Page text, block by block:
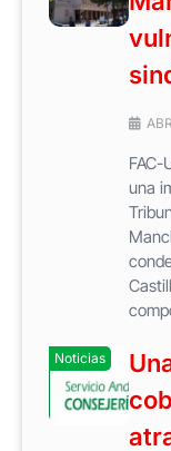
FAC-
una
Noticias